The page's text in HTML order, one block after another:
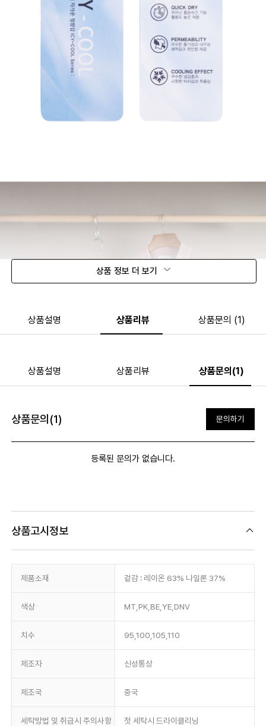
상품 정보 더 보기
상품설명 상품리뷰 상품문의 (1)
상품설명 상품리뷰 상품문의(1)
상품문의(1) 문의하기
등록된 문의가 없습니다.
상품고시정보
제품소재 겉감 : 레이온 63% 나일론 37%
색상 MT,PK,BE,YE,DNV
치수 95,100,105,110
제조자 신성통상
제조국 중국
세탁방법 및 취급시 주의사항 첫 세탁시 드라이클리닝